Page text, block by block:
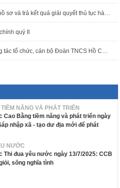
Tập huấn nghiệp vụ tiếp nhận hồ sơ và trả kết quả giải quyết thủ tục hành chính
quý II
Công bố các quyết định về công tác tổ chức, cán bộ Đoàn TNCS Hồ Chí Minh
NĂNG VÀ PHÁT TRIỂN
Cao Bằng tiềm năng và phát triển ngày
nhập xã - tạo dư địa mới để phát
NƯỚC
Thi đua yêu nước ngày 13/7/2025: CCB
sống nghĩa tình